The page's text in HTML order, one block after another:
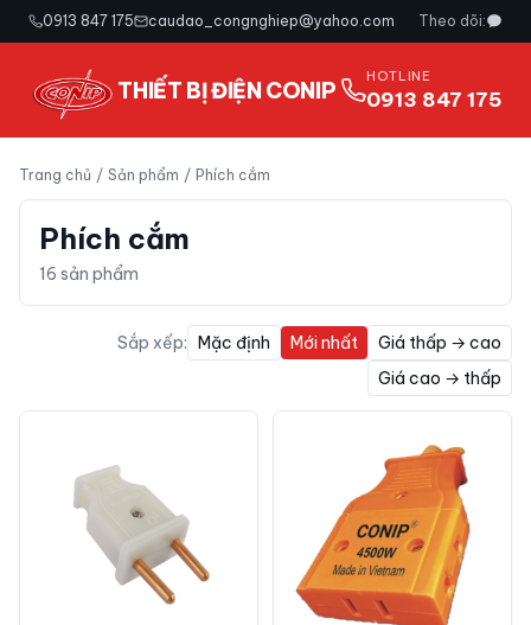
0913 847 175 caudao_congnghiep@yahoo.com Theo dõi:
THIẾT BỊ ĐIỆN CONIP
HOTLINE
0913 847 175
Trang chủ / Sản phẩm / Phích cắm
Phích cắm
16 sản phẩm
Sắp xếp: Mặc định Mới nhất
Giá thấp → cao
Giá cao → thấp